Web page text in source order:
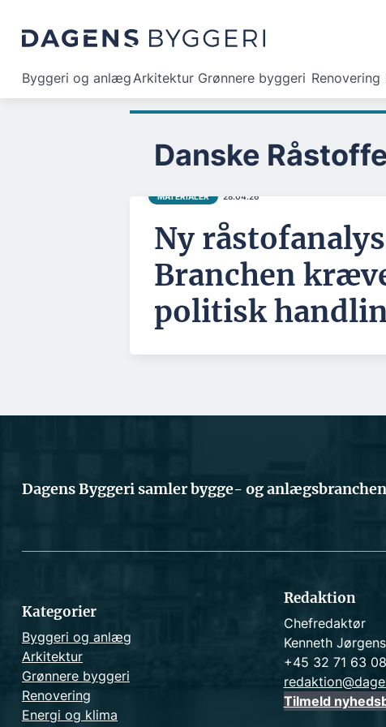
Byggeri og anlægArkitektur Grønnere byggeri Renovering
Danske
MATERIALER 28.04.26
Ny
Branchen
politisk
Dagens Byggeri samler bygge- og
Kategorier
Byggeri og anlæg
Arkitektur
Grønnere byggeri
Renovering
Energi og klima
Redaktion
Chefredaktør
Kenneth
+45 32 71 63 08
Tilmeld